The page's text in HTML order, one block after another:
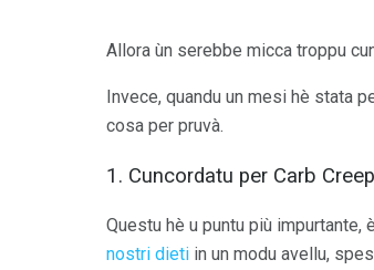
Allora ùn serebbe micca troppu
Invece, quandu un mesi hè stata
cosa per pruvà.
1. Cuncordatu per Carb Creep
Questu hè u puntu più impurtante,
nostri dieti in un modu avellu,